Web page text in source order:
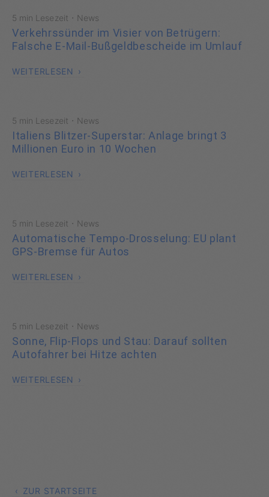
5 min Lesezeit · News
Verkehrssünder im Visier von Betrügern:
Falsche E-Mail-Bußgeldbescheide im Umlauf
WEITERLESEN
5 min Lesezeit · News
Italiens Blitzer-Superstar: Anlage bringt 3
Millionen Euro in 10 Wochen
WEITERLESEN
5 min Lesezeit · News
Automatische Tempo-Drosselung: EU plant
GPS-Bremse für Autos
WEITERLESEN
5 min Lesezeit · News
Sonne, Flip-Flops und Stau: Darauf sollten
Autofahrer bei Hitze achten
WEITERLESEN
ZUR STARTSEITE